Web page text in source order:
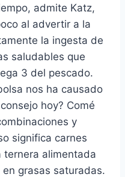
admite Katz,
al advertir a la
la ingesta de
saludables que
3 del pescado.
nos ha causado
hoy? Comé
y
significa carnes
ternera alimentada
grasas saturadas.